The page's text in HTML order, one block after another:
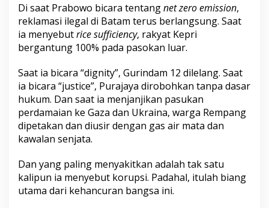
J
a
n
g
a
K
a
m
i
D
i
s
r
u
h
D
Di saat Prabowo bicara tentangnet zero emission,
reklamasi ilegal di Batam terus berlangsung. Saat
ia menyebutrice sufficiency, rakyat Kepri
bergantung 100% pada pasokan luar.
Saat ia bicara “dignity”, Gurindam 12 dilelang. Saat
ia bicara “justice”, Purajaya dirobohkan tanpa dasar
hukum. Dan saat ia menjanjikan pasukan
perdamaian ke Gaza dan Ukraina, warga Rempang
dipetakan dan diusir dengan gas air mata dan
kawalan senjata.
Dan yang paling menyakitkan adalah tak satu
kalipun ia menyebut korupsi. Padahal, itulah biang
utama dari kehancuran bangsa ini.